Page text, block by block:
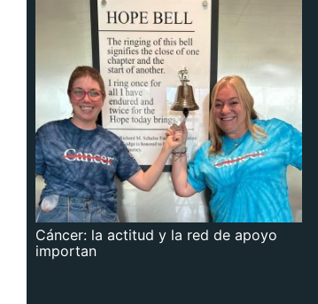
Cáncer: la actitud y la red de apoyo
importan